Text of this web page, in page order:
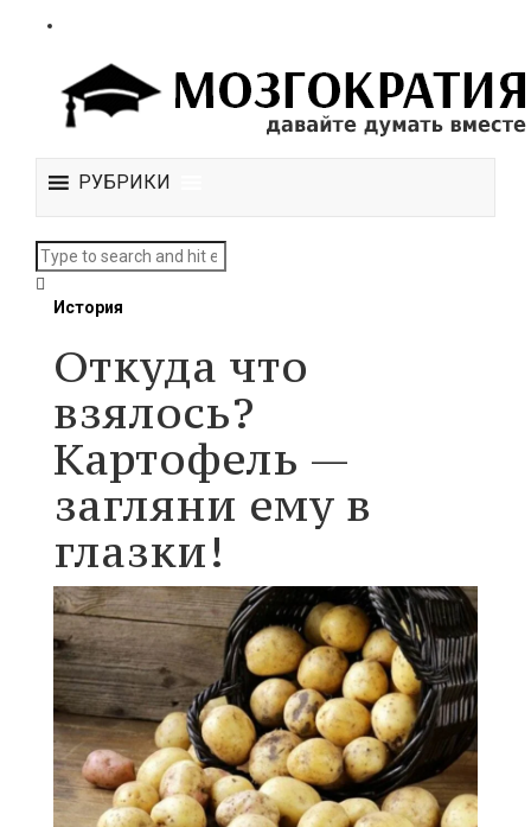
РУБРИКИ
История
Откуда что
взялось?
Картофель —
загляни ему в
глазки!